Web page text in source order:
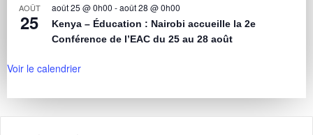
AOÛT
25
août 25 @ 0h00 -août 28 @ 0h00
Kenya – Éducation : Nairobi accueille la 2e
Conférence de l’EAC du 25 au 28 août
Voir le calendrier